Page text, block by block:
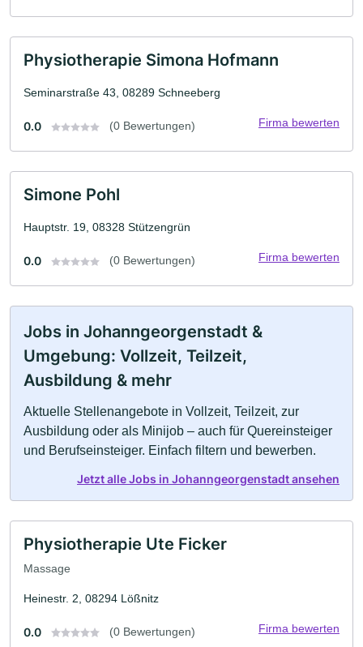
Physiotherapie Simona Hofmann
Seminarstraße 43, 08289 Schneeberg
0.0 (0 Bewertungen) Firma bewerten
Simone Pohl
Hauptstr. 19, 08328 Stützengrün
0.0 (0 Bewertungen) Firma bewerten
Jobs in Johanngeorgenstadt &
Umgebung: Vollzeit, Teilzeit,
Ausbildung & mehr
Aktuelle Stellenangebote in Vollzeit, Teilzeit, zur
Ausbildung oder als Minijob – auch für Quereinsteiger
und Berufseinsteiger. Einfach filtern und bewerben.
Jetzt alle Jobs in Johanngeorgenstadt ansehen
Physiotherapie Ute Ficker
Massage
Heinestr. 2, 08294 Lößnitz
0.0 (0 Bewertungen) Firma bewerten